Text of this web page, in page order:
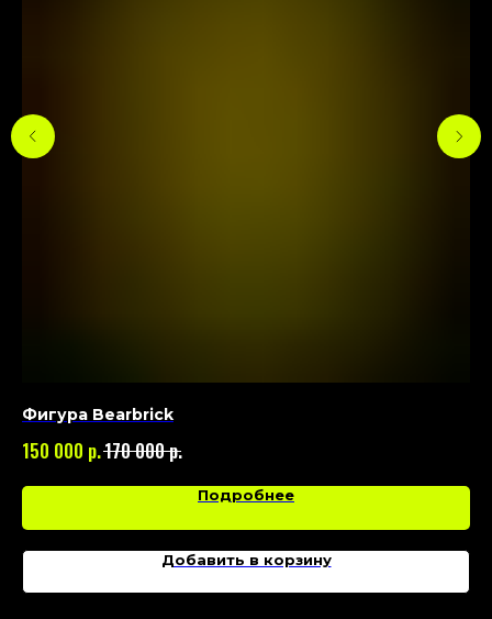
Фигура Bearbrick
150 000 р.170 000р.
Подробнее
Добавить в корзину